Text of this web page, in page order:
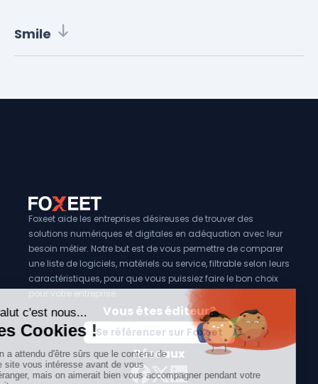
Smile
Foxeet aide les entreprises désireuses de trouver des
solutions numériques et digitales en adéquation avec leur
besoin métier. Notre but est de vous permettre de comparer
une liste de logiciels, matériels ou service, filtrable selon leurs
caractéristiques, pour que vous puissiez faire le bon choix
Vous êtes éditeur?
Se référencer sur Foxeet
Réseaux